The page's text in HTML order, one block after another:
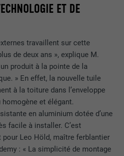
ET DE
travaillent sur cette
de deux ans », explique M.
produit à la pointe de la
» En effet, la nouvelle tuile
à la toiture dans l’enveloppe
homogène et élégant.
en aluminium dotée d’une
facile à installer. C’est
Leo Höld, maître ferblantier
: « La simplicité de montage